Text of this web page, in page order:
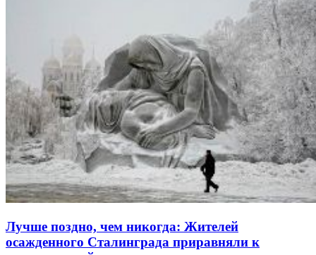
Лучше поздно, чем никогда: Жителей
осажденного Сталинграда приравняли к